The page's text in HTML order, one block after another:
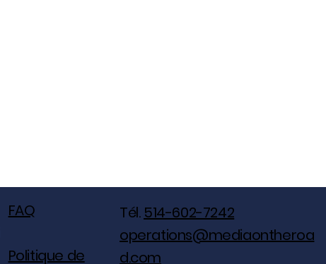
FAQ
Politique de
Tél. 514-602-7242
operations@mediaontheroa
d.com